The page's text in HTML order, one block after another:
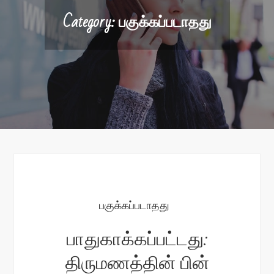
Category:பகுக்கப்படாதது
பகுக்கப்படாதது
பாதுகாக்கப்பட்டது:
திரும‌ண‌த்தின் பின்